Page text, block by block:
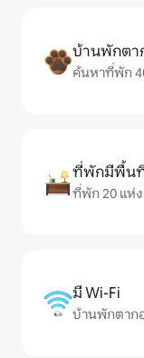
บ้านพักตา
ค้นหาที่พัก
ที่พักมีพื้น
ที่พัก 20 แห่
มี Wi-Fi
บ้านพักตากอ